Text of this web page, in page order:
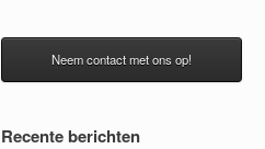
Neem contact met ons op!
Recente berichten